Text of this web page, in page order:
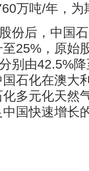
万吨/年，为
份后，中国
25%，原始
别由42.5%
石化在澳大
多元化天然
国快速增长